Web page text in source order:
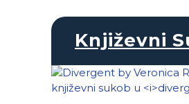
Književni